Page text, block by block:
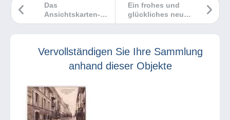
Ein frohes und
glückliches neues
Jahr 2024!
Das
Ansichtskarten-
Marktbarometer
Vervollständigen Sie Ihre Sammlung
anhand dieser Objekte